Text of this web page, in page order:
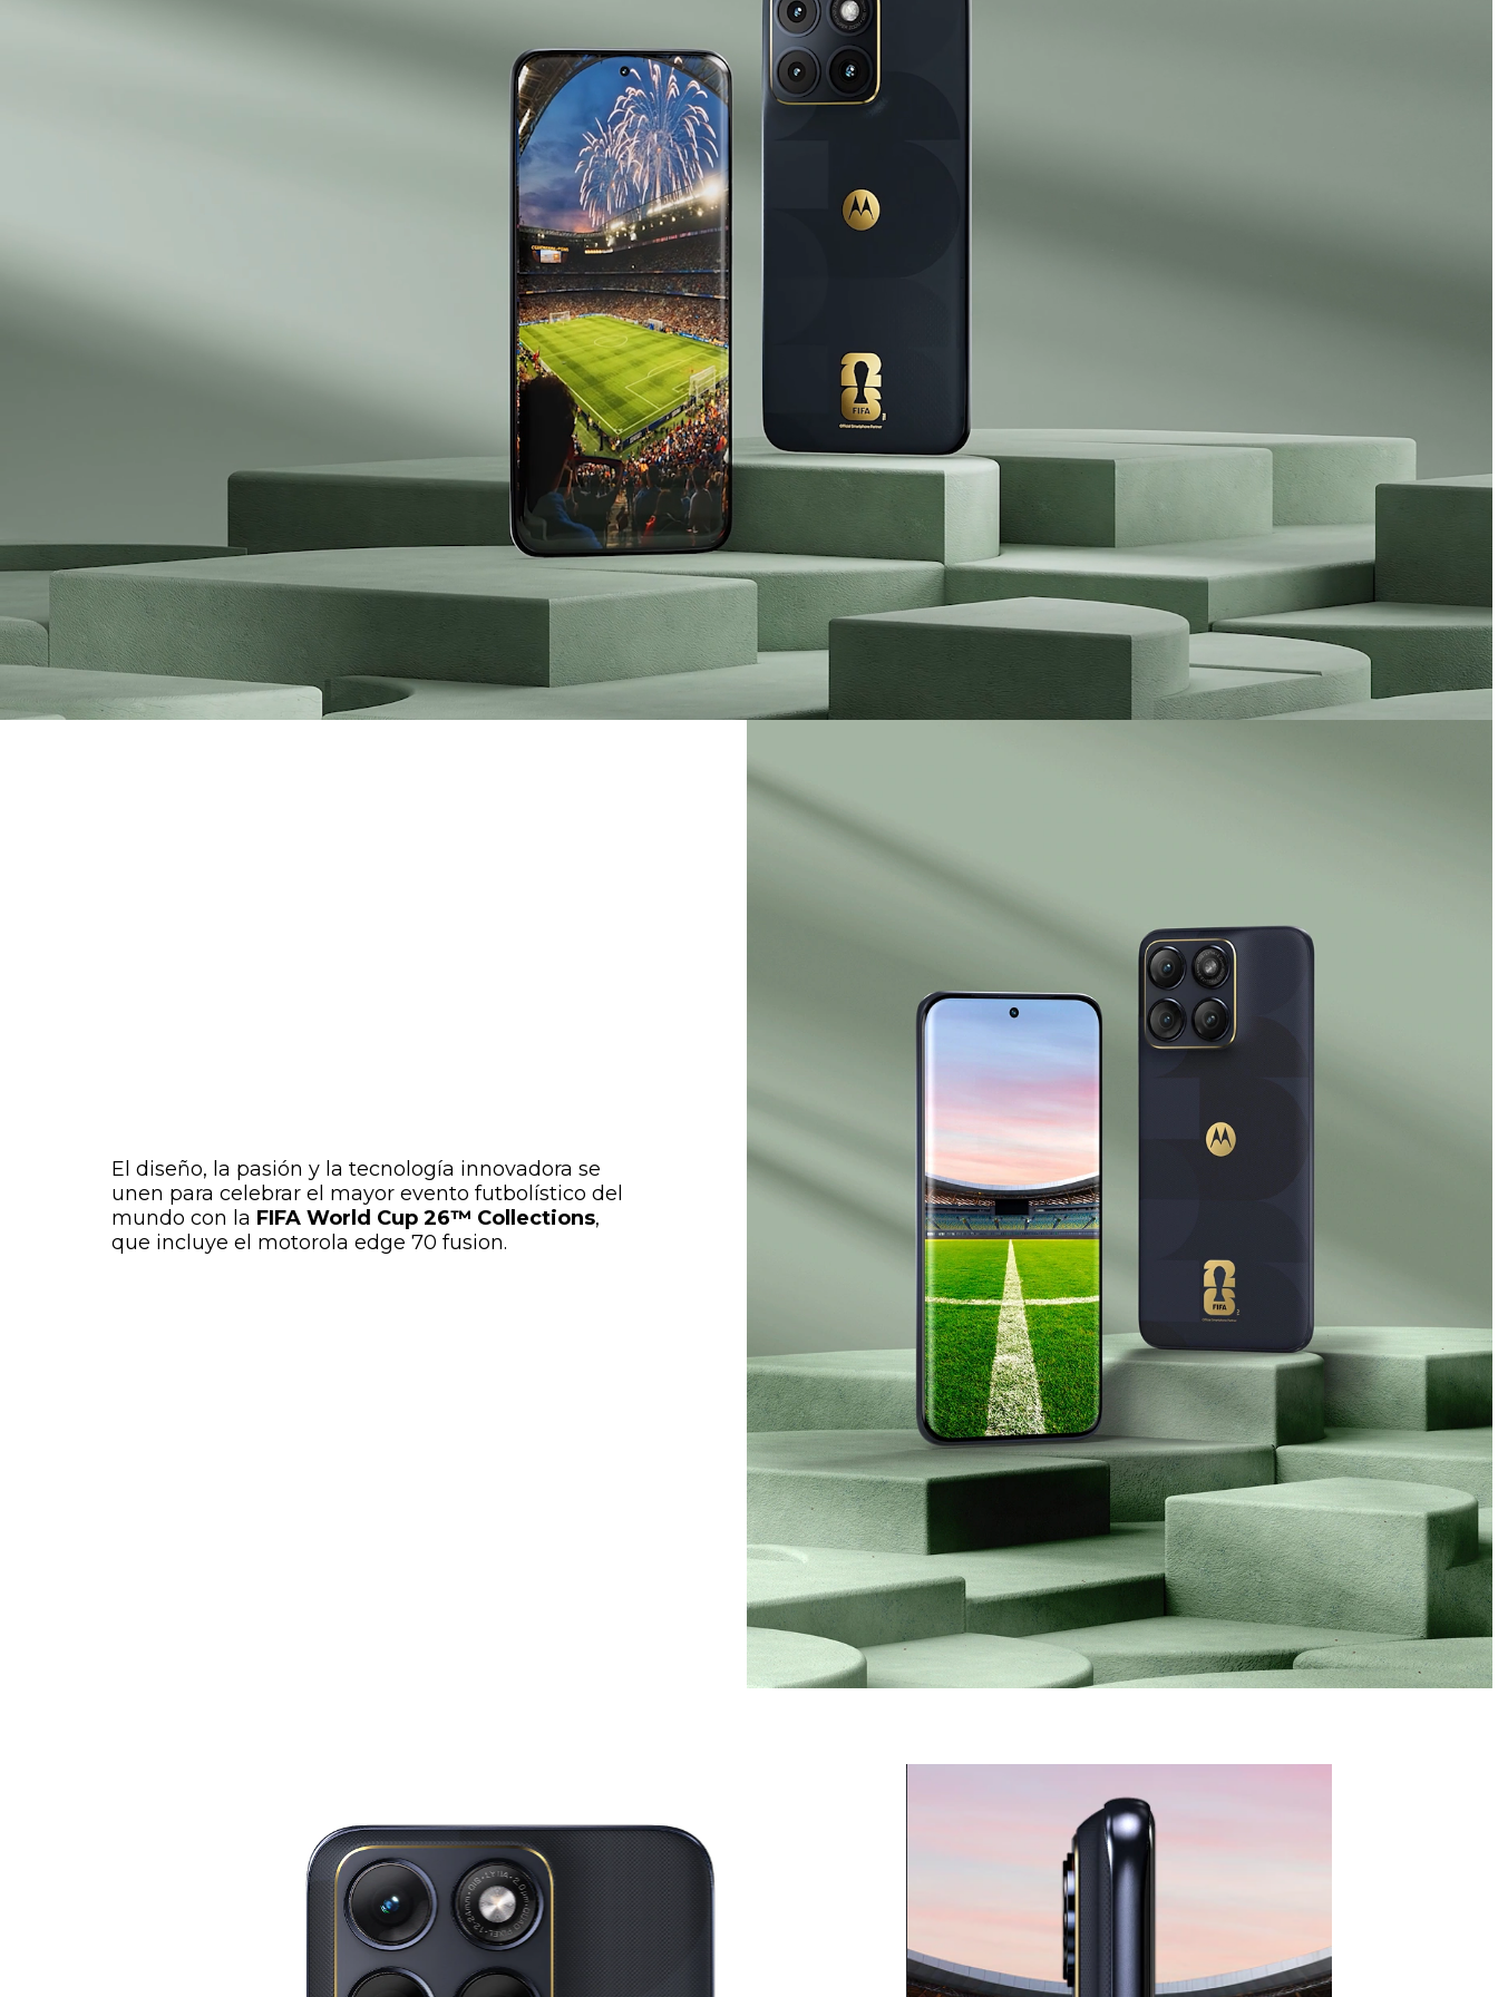
El diseño, la pasión y la tecnología innovadora se
unen para celebrar el mayor evento futbolístico del
mundo con la FIFA World Cup 26™ Collections,
que incluye el motorola edge 70 fusion.